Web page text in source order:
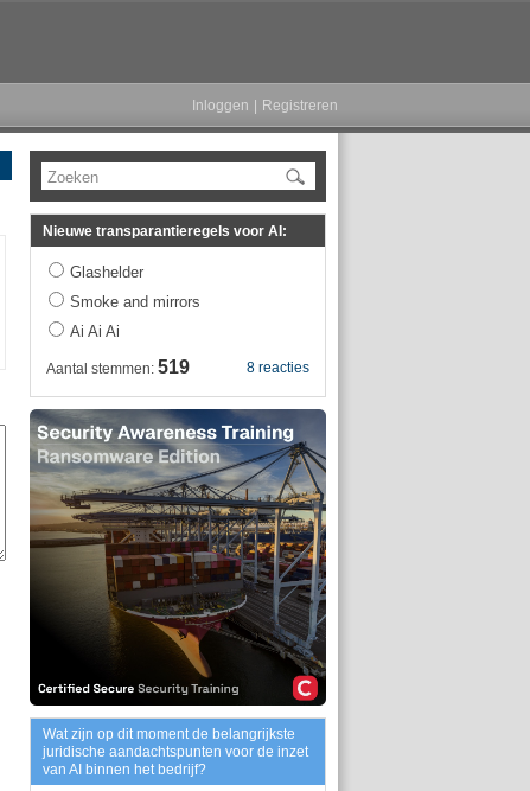
Inloggen Registreren
Zoeken
Nieuwe transparantieregels voor AI:
Glashelder
Smoke and mirrors
Ai Ai Ai
8 reacties
Aantal stemmen: 519
Wat zijn op dit moment de belangrijkste
juridische aandachtspunten voor de inzet
van AI binnen het bedrijf?